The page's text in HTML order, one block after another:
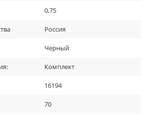
0,75
Россия
Черный
Комплект
16194
70